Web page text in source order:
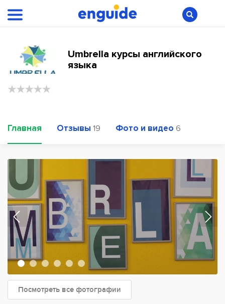
Umbrella курсы английского
языка
Главная Отзывы 19 Фото и видео 6
Посмотреть все фотографии